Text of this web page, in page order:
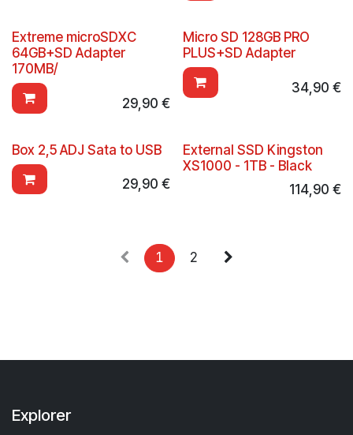
Extreme microSDXC
64GB+SD Adapter
170MB/
29,90 €
Micro SD 128GB PRO
PLUS+SD Adapter
34,90 €
Box 2,5 ADJ Sata to USB
29,90 €
External SSD Kingston
XS1000 - 1TB - Black
114,90 €
1 2
Explorer